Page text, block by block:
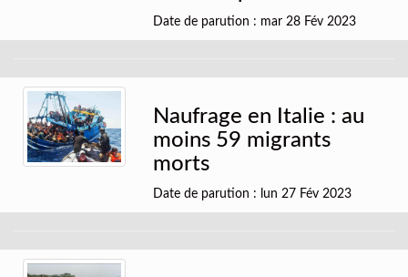
Date de parution : mar 28 Fév 2023
Naufrage en Italie : au
moins 59 migrants
morts
Date de parution : lun 27 Fév 2023